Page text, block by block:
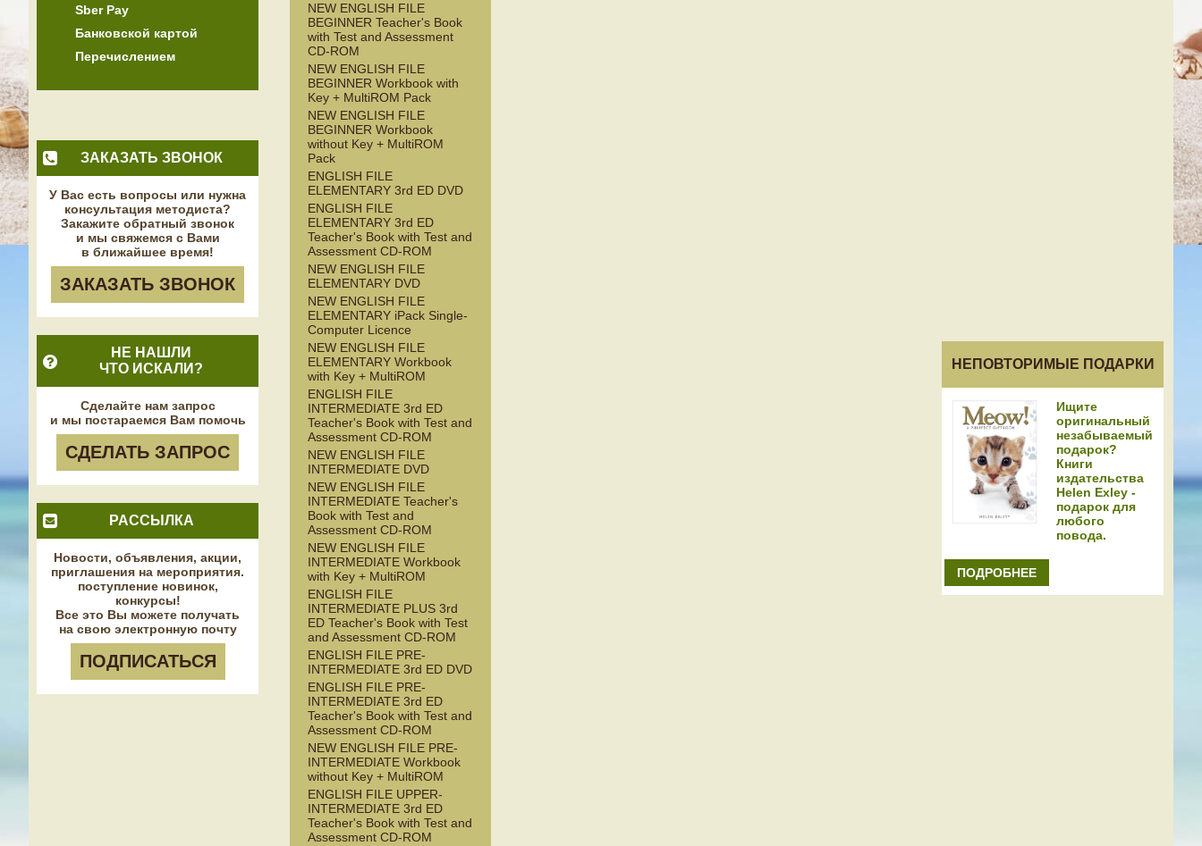
Sber Pay
Банковской картой
Перечислением
ЗАКАЗАТЬ ЗВОНОК
У Вас есть вопросы или нужна
консультация методиста?
Закажите обратный звонок
и мы свяжемся с Вами
в ближайшее время!
ЗАКАЗАТЬ ЗВОНОК
НЕ НАШЛИ
ЧТО ИСКАЛИ?
Сделайте нам запрос
и мы постараемся Вам помочь
СДЕЛАТЬ ЗАПРОС
РАССЫЛКА
Новости, объявления, акции,
приглашения на мероприятия.
поступление новинок,
конкурсы!
Все это Вы можете получать
на свою электронную почту
ПОДПИСАТЬСЯ
NEW ENGLISH FILE
BEGINNER Teacher's Book
with Test and Assessment
CD-ROM
NEW ENGLISH FILE
BEGINNER Workbook with
Key + MultiROM Pack
NEW ENGLISH FILE
BEGINNER Workbook
without Key + MultiROM
Pack
ENGLISH FILE
ELEMENTARY 3rd ED DVD
ENGLISH FILE
ELEMENTARY 3rd ED
Teacher's Book with Test and
Assessment CD-ROM
NEW ENGLISH FILE
ELEMENTARY DVD
NEW ENGLISH FILE
ELEMENTARY iPack Single-
Computer Licence
NEW ENGLISH FILE
ELEMENTARY Workbook
with Key + MultiROM
ENGLISH FILE
INTERMEDIATE 3rd ED
Teacher's Book with Test and
Assessment CD-ROM
NEW ENGLISH FILE
INTERMEDIATE DVD
NEW ENGLISH FILE
INTERMEDIATE Teacher's
Book with Test and
Assessment CD-ROM
NEW ENGLISH FILE
INTERMEDIATE Workbook
with Key + MultiROM
ENGLISH FILE
INTERMEDIATE PLUS 3rd
ED Teacher's Book with Test
and Assessment CD-ROM
ENGLISH FILE PRE-
INTERMEDIATE 3rd ED DVD
ENGLISH FILE PRE-
INTERMEDIATE 3rd ED
Teacher's Book with Test and
Assessment CD-ROM
NEW ENGLISH FILE PRE-
INTERMEDIATE Workbook
without Key + MultiROM
ENGLISH FILE UPPER-
INTERMEDIATE 3rd ED
Teacher's Book with Test and
Assessment CD-ROM
НЕПОВТОРИМЫЕ ПОДАРКИ
Ищите
оригинальный
незабываемый
подарок?
Книги
издательства
Helen Exley -
подарок для
любого
повода.
ПОДРОБНЕЕ